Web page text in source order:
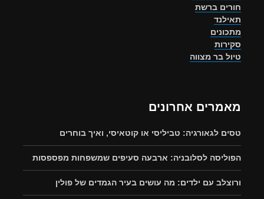
חורים ברשת
תאילנד
מתכונים
סקירות
טיול בר מצווה
מאמרים אחרונים
טסים לגאורגיה: טביליסי או קוטאיסי, ואיך בוחרים
הפוליסה לסלובניה: ארבעה סעיפים שמשפחות מפספסות
ורוצלב עם ילדים: מה עושים בעיר הגמדים של פולין